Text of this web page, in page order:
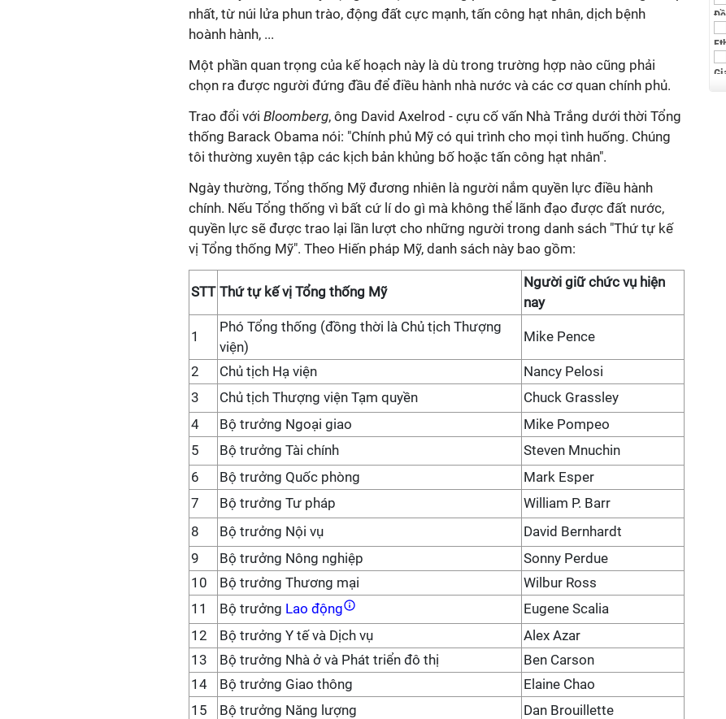
nhất, từ núi lửa phun trào, động đất cực mạnh, tấn công hạt nhân, dịch bệnh
hoành hành, ...
Một phần quan trọng của kế hoạch này là dù trong trường hợp nào cũng phải
chọn ra được người đứng đầu để điều hành nhà nước và các cơ quan chính phủ.
Trao đổi với Bloomberg, ông David Axelrod - cựu cố vấn Nhà Trắng dưới thời Tổng
thống Barack Obama nói: "Chính phủ Mỹ có qui trình cho mọi tình huống. Chúng
tôi thường xuyên tập các kịch bản khủng bố hoặc tấn công hạt nhân".
Ngày thường, Tổng thống Mỹ đương nhiên là người nắm quyền lực điều hành
chính. Nếu Tổng thống vì bất cứ lí do gì mà không thể lãnh đạo được đất nước,
quyền lực sẽ được trao lại lần lượt cho những người trong danh sách "Thứ tự kế
vị Tổng thống Mỹ". Theo Hiến pháp Mỹ, danh sách này bao gồm:
STT Thứ tự kế vị Tổng thống Mỹ
Người giữ chức vụ hiện
nay
1
Phó Tổng thống (đồng thời là Chủ tịch Thượng
viện)
Mike Pence
2 Chủ tịch Hạ viện
Nancy Pelosi
3
Chủ tịch Thượng viện Tạm quyền
Chuck Grassley
4
Bộ trưởng Ngoại giao
Mike Pompeo
5
Bộ trưởng Tài chính
Steven Mnuchin
6
Bộ trưởng Quốc phòng
Mark Esper
7
Bộ trưởng Tư pháp
William P. Barr
8
Bộ trưởng Nội vụ
David Bernhardt
9
Bộ trưởng Nông nghiệp
Sonny Perdue
10
Bộ trưởng Thương mại
Wilbur Ross
11
Bộ trưởng Lao động
Eugene Scalia
12
Bộ trưởng Y tế và Dịch vụ
Alex Azar
13
Bộ trưởng Nhà ở và Phát triển đô thị
Ben Carson
14
Bộ trưởng Giao thông
Elaine Chao
15
Bộ trưởng Năng lượng
Dan Brouillette